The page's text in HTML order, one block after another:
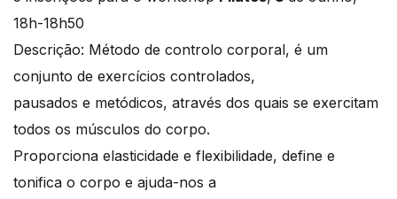
18h-18h50
Descrição: Método de controlo corporal, é um
conjunto de exercícios controlados,
pausados e metódicos, através dos quais se exercitam
todos os músculos do corpo.
Proporciona elasticidade e flexibilidade, define e
tonifica o corpo e ajuda-nos a